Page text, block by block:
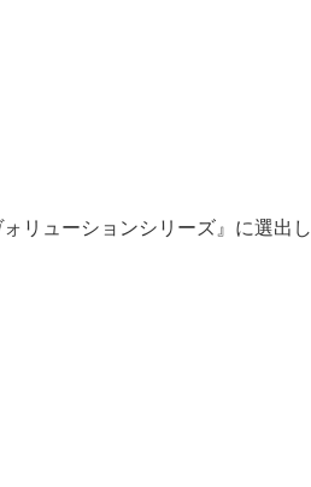
リューションシリーズ』に選出し